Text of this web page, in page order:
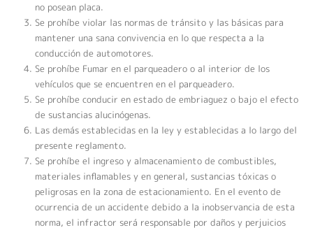
no posean placa.
Se prohíbe violar las normas de tránsito y las básicas para
mantener una sana convivencia en lo que respecta a la
conducción de automotores.
Se prohíbe Fumar en el parqueadero o al interior de los
vehículos que se encuentren en el parqueadero.
Se prohíbe conducir en estado de embriaguez o bajo el efecto
de sustancias alucinógenas.
Las demás establecidas en la ley y establecidas a lo largo del
presente reglamento.
Se prohíbe el ingreso y almacenamiento de combustibles,
materiales inflamables y en general, sustancias tóxicas o
peligrosas en la zona de estacionamiento. En el evento de
ocurrencia de un accidente debido a la inobservancia de esta
norma, el infractor será responsable por daños y perjuicios